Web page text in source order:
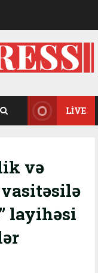
LIVE
və
vasitəsilə
layihəsi